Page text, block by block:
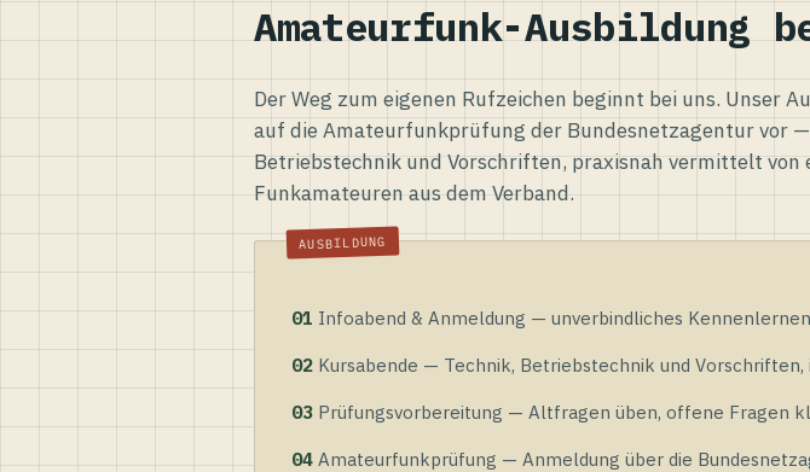
Amateurfunk-Ausbildung
Der Weg zum eigenen Rufzeichen beginnt bei uns. Unser
auf die Amateurfunkprüfung der Bundesnetzagentur vor —
Betriebstechnik und Vorschriften, praxisnah vermittelt von
Funkamateuren aus dem Verband.
01 Infoabend & Anmeldung — unverbindliches
02 Kursabende — Technik, Betriebstechnik und Vorschriften,
03 Prüfungsvorbereitung — Altfragen üben, offene Fragen
04 Amateurfunkprüfung — Anmeldung über die